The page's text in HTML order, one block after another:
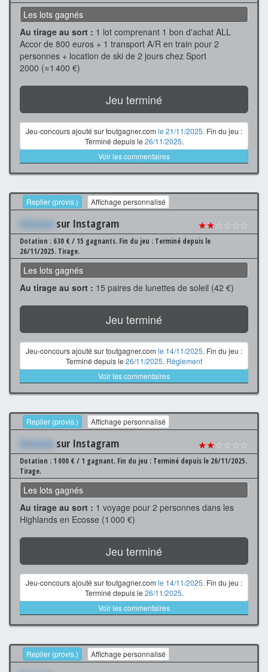
Les lots gagnés
Au tirage au sort : 1 lot comprenant 1 bon d'achat ALL
Accor de 800 euros + 1 transport A/R en train pour 2
personnes + location de ski de 2 jours chez Sport
2000 (≈1 400 €)
Jeu terminé
Jeu-concours ajouté sur toutgagner.com le 21/11/2025. Fin du jeu :
Terminé depuis le 26/11/2025.
Voir les commentaires
Replier (provis.) Affichage personnalisé
Xxxxxxx sur Instagram ★★☆☆☆☆
Dotation : 630 € / 15 gagnants. Fin du jeu : Terminé depuis le
26/11/2025. Tirage.
Les lots gagnés
Au tirage au sort : 15 paires de lunettes de soleil (42 €)
Jeu terminé
Jeu-concours ajouté sur toutgagner.com le 14/11/2025. Fin du jeu :
Terminé depuis le 26/11/2025. Règlement
Voir les commentaires
Replier (provis.) Affichage personnalisé
Xxxxxxx sur Instagram ★★☆☆☆☆
Dotation : 1 000 € / 1 gagnant. Fin du jeu : Terminé depuis le 26/11/2025.
Tirage.
Les lots gagnés
Au tirage au sort : 1 voyage pour 2 personnes dans les
Highlands en Ecosse (1 000 €)
Jeu terminé
Jeu-concours ajouté sur toutgagner.com le 14/11/2025. Fin du jeu :
Terminé depuis le 26/11/2025.
Voir les commentaires
Replier (provis.) Affichage personnalisé